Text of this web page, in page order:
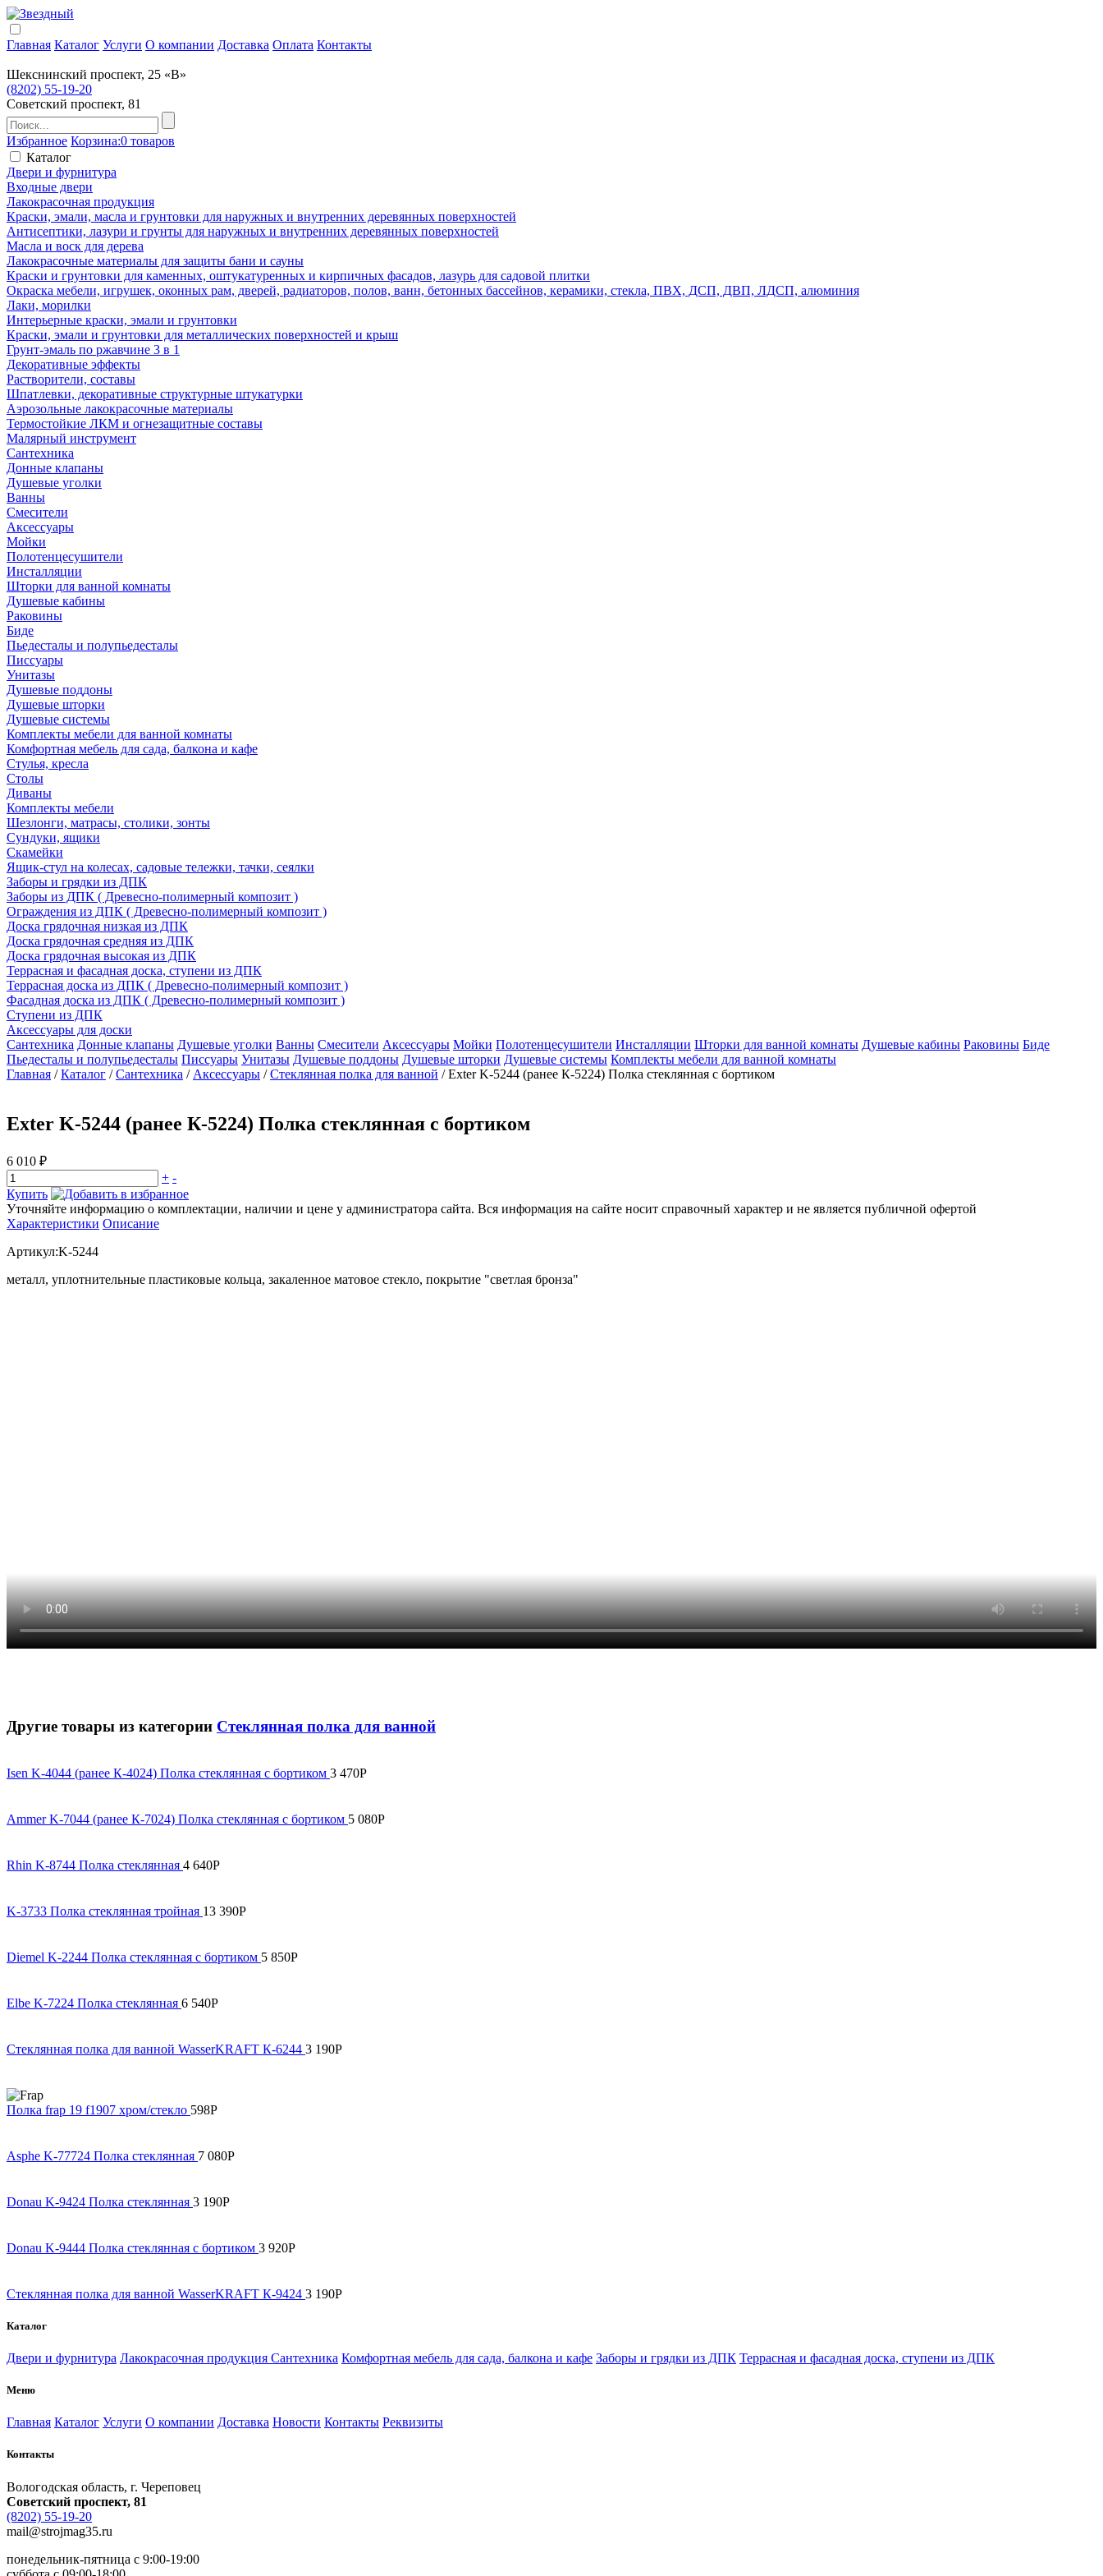
Главная Каталог Услуги О компании Доставка Оплата Контакты
Шекснинский проспект, 25 «В»
(8202) 55-19-20
Советский проспект, 81
Избранное Корзина:0 товаров
Каталог
Двери и фурнитура
Входные двери
Лакокрасочная продукция
Краски, эмали, масла и грунтовки для наружных и внутренних деревянных поверхностей
Антисептики, лазури и грунты для наружных и внутренних деревянных поверхностей
Масла и воск для дерева
Лакокрасочные материалы для защиты бани и сауны
Краски и грунтовки для каменных, оштукатуренных и кирпичных фасадов, лазурь для садовой плитки
Окраска мебели, игрушек, оконных рам, дверей, радиаторов, полов, ванн, бетонных бассейнов, керамики, стекла, ПВХ, ДСП, ДВП, ЛДСП, алюминия
Лаки, морилки
Интерьерные краски, эмали и грунтовки
Краски, эмали и грунтовки для металлических поверхностей и крыш
Грунт-эмаль по ржавчине 3 в 1
Декоративные эффекты
Растворители, составы
Шпатлевки, декоративные структурные штукатурки
Аэрозольные лакокрасочные материалы
Термостойкие ЛКМ и огнезащитные составы
Малярный инструмент
Сантехника
Донные клапаны
Душевые уголки
Ванны
Смесители
Аксессуары
Мойки
Полотенцесушители
Инсталляции
Шторки для ванной комнаты
Душевые кабины
Раковины
Биде
Пьедесталы и полупьедесталы
Писсуары
Унитазы
Душевые поддоны
Душевые шторки
Душевые системы
Комплекты мебели для ванной комнаты
Комфортная мебель для сада, балкона и кафе
Стулья, кресла
Столы
Диваны
Комплекты мебели
Шезлонги, матрасы, столики, зонты
Сундуки, ящики
Скамейки
Ящик-стул на колесах, садовые тележки, тачки, сеялки
Заборы и грядки из ДПК
Заборы из ДПК ( Древесно-полимерный композит )
Ограждения из ДПК ( Древесно-полимерный композит )
Доска грядочная низкая из ДПК
Доска грядочная средняя из ДПК
Доска грядочная высокая из ДПК
Террасная и фасадная доска, ступени из ДПК
Террасная доска из ДПК ( Древесно-полимерный композит )
Фасадная доска из ДПК ( Древесно-полимерный композит )
Ступени из ДПК
Аксессуары для доски
Сантехника Донные клапаны Душевые уголки Ванны Смесители Аксессуары Мойки Полотенцесушители Инсталляции Шторки для ванной комнаты Душевые кабины Раковины Биде
Пьедесталы и полупьедесталы Писсуары Унитазы Душевые поддоны Душевые шторки Душевые системы Комплекты мебели для ванной комнаты
Главная / Каталог / Сантехника / Аксессуары / Стеклянная полка для ванной /Exter K-5244 (ранее К-5224) Полка стеклянная с бортиком
Exter K-5244 (ранее К-5224) Полка стеклянная с бортиком
6 010 ₽
+ -
Купить
Уточняйте информацию о комплектации, наличии и цене у администратора сайта. Вся информация на сайте носит справочный характер и не является публичной офертой
Характеристики Описание
Артикул:K-5244
металл, уплотнительные пластиковые кольца, закаленное матовое стекло, покрытие "светлая бронза"
Другие товары из категории Стеклянная полка для ванной
Isen K-4044 (ранее К-4024) Полка стеклянная с бортиком 3 470Р
Ammer K-7044 (ранее К-7024) Полка стеклянная с бортиком 5 080Р
Rhin K-8744 Полка стеклянная 4 640Р
K-3733 Полка стеклянная тройная 13 390Р
Diemel K-2244 Полка стеклянная с бортиком 5 850Р
Elbe K-7224 Полка стеклянная 6 540Р
Стеклянная полка для ванной WasserKRAFT К-6244 3 190Р
Полка frap 19 f1907 хром/стекло 598Р
Asphe K-77724 Полка стеклянная 7 080Р
Donau K-9424 Полка стеклянная 3 190Р
Donau K-9444 Полка стеклянная с бортиком 3 920Р
Стеклянная полка для ванной WasserKRAFT К-9424 3 190Р
Каталог
Двери и фурнитура Лакокрасочная продукция Сантехника Комфортная мебель для сада, балкона и кафе Заборы и грядки из ДПК Террасная и фасадная доска, ступени из ДПК
Меню
Главная Каталог Услуги О компании Доставка Новости Контакты Реквизиты
Контакты
Вологодская область, г. Череповец
Советский проспект, 81
(8202) 55-19-20
mail@strojmag35.ru
понедельник-пятница с 9:00-19:00